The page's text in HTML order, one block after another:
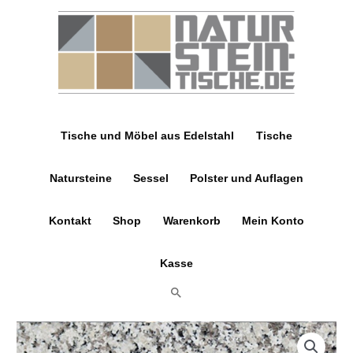
Tische und Möbel aus Edelstahl Tische
Natursteine Sessel Polster und Auflagen
Kontakt Shop Warenkorb Mein Konto
Kasse
Suchen
Preisspanne:
Couch
oder